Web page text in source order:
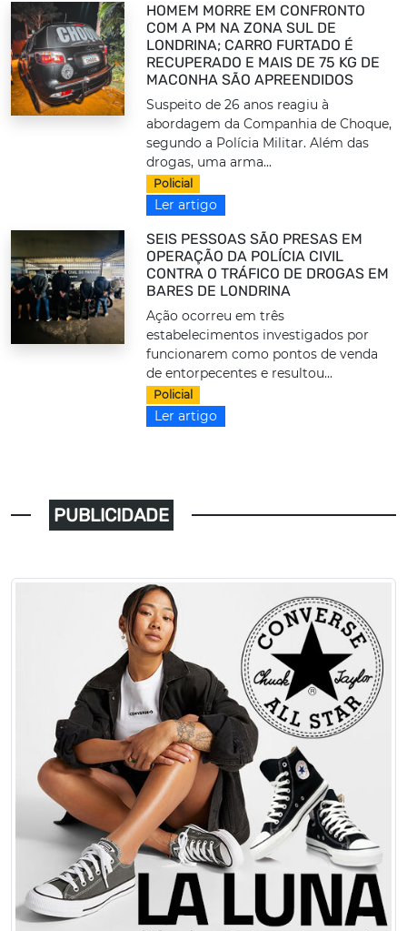
HOMEM MORRE EM CONFRONTO
COM A PM NA ZONA SUL DE
LONDRINA; CARRO FURTADO É
RECUPERADO E MAIS DE 75 KG DE
MACONHA SÃO APREENDIDOS
Suspeito de 26 anos reagiu à
abordagem da Companhia de Choque,
segundo a Polícia Militar. Além das
drogas, uma arma...
Policial
Ler artigo
SEIS PESSOAS SÃO PRESAS EM
OPERAÇÃO DA POLÍCIA CIVIL
CONTRA O TRÁFICO DE DROGAS EM
BARES DE LONDRINA
Ação ocorreu em três
estabelecimentos investigados por
funcionarem como pontos de venda
de entorpecentes e resultou...
Policial
Ler artigo
PUBLICIDADE